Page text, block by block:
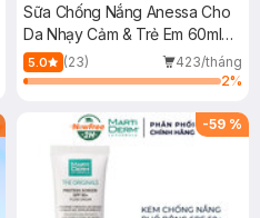
Sữa Chống Nắng Anessa Cho
Da Nhạy Cảm & Trẻ Em 60ml
(Mới)
5.0 (23)
423/tháng
2%
-59 %